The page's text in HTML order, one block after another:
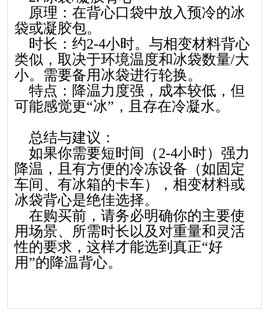
原理：在背心口袋中放入预冷的冰
袋或凝胶包。
时长：约2-4小时。与相变材料背心
类似，取决于环境温度和冰袋数量/大
小。需要备用冰袋进行轮换。
特点：降温力度强，成本较低，但
可能感觉更“冰”，且存在冷凝水。
总结与建议：
如果你需要短时间（2-4小时）强力
降温，且有方便的冷冻设备（如固定
车间、有冰箱的卡车），相变材料或
冰袋背心是绝佳选择。
在购买前，请务必明确你的主要使
用场景、所需时长以及对重量和灵活
性的要求，这样才能选到真正“好
用”的降温背心。